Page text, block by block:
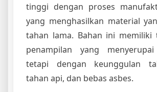
tinggi dengan proses
yang menghasilkan material
tahan lama. Bahan ini memiliki
penampilan yang
tetapi dengan keunggulan
tahan api, dan bebas asbes.